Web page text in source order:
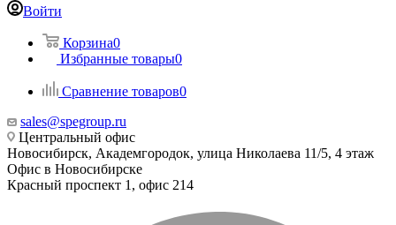
Войти
Корзина0
Избранные товары0
Сравнение товаров0
sales@spegroup.ru
Центральный офис
Новосибирск, Академгородок, улица Николаева 11/5, 4 этаж
Офис в Новосибирске
Красный проспект 1, офис 214